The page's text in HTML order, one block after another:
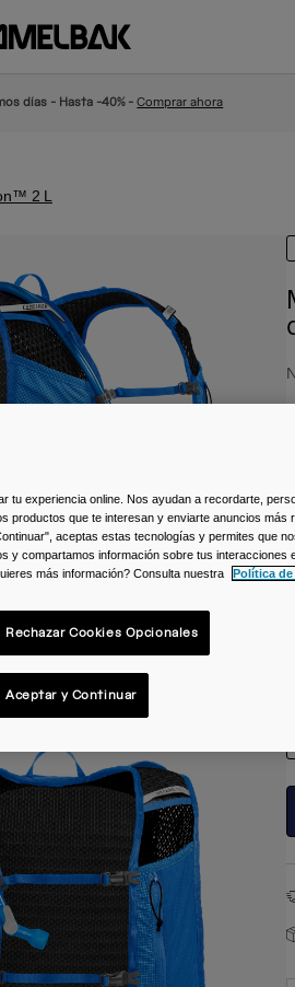
días - Hasta -40% -Comprar ahora
2 L
tu experiencia online. Nos ayudan a recordarte,
productos que te interesan y enviarte anuncios más
aceptas estas tecnologías y permites que
y compartamos información sobre tus interacciones
más información? Consulta nuestra
Política de
Rechazar Cookies Opcionales
Aceptar y Continuar